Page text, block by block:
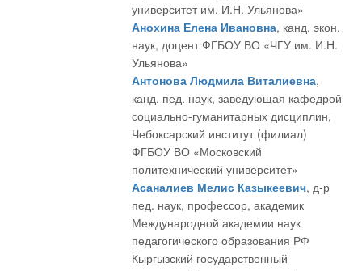
университет им. И.Н. Ульянова»
Анохина Елена Ивановна, канд. экон.
наук, доцент ФГБОУ ВО «ЧГУ им. И.Н.
Ульянова»
Антонова Людмила Виталиевна,
канд. пед. наук, заведующая кафедрой
социально-гуманитарных дисциплин,
Чебоксарский институт (филиал)
ФГБОУ ВО «Московский
политехнический университет»
Асаналиев Мелис Казыкеевич, д-р
пед. наук, профессор, академик
Международной академии наук
педагогического образования РФ
Кыргызский государственный